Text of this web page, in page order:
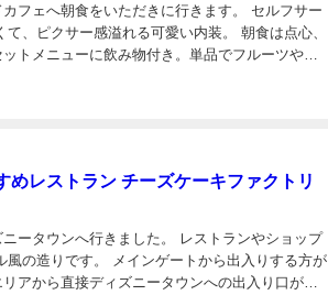
フェへ朝食をいただきに行きます。 セルフサー
、ピクサー感溢れる可愛い内装。 朝食は点心、
トメニューに飲み物付き。単品でフルーツやヨ
めレストラン チーズケーキファクトリ
ータウンへ行きました。 レストランやショップ
の造りです。 メインゲートから出入りする方が
アから直接ディズニータウンへの出入り口があ